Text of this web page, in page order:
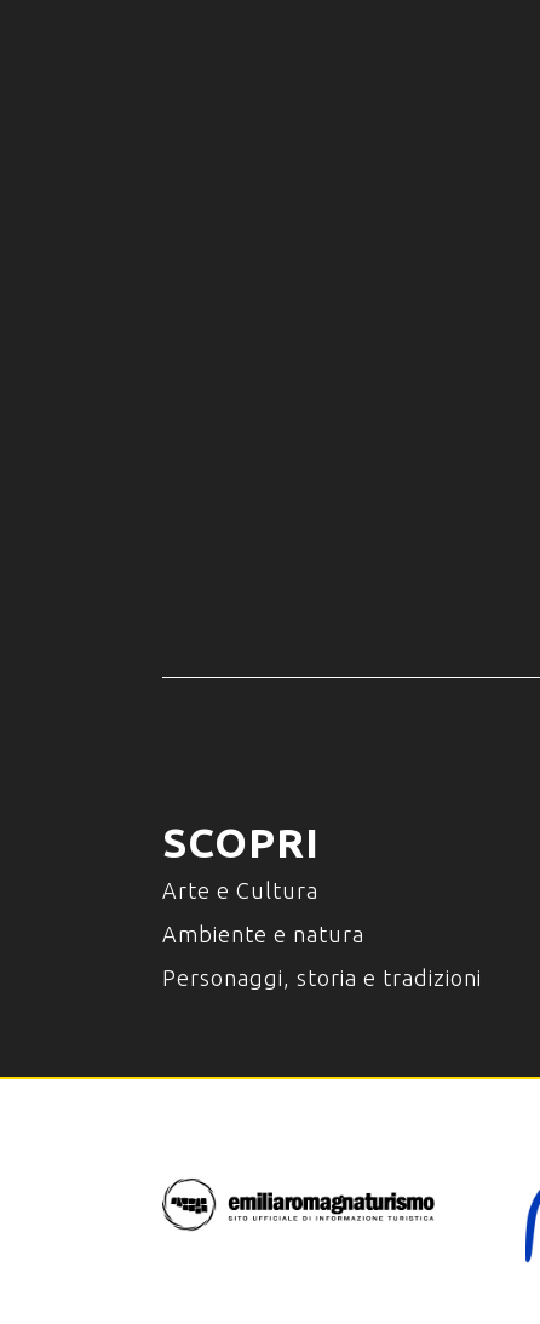
SCOPRI
Arte e Cultura
Ambiente e natura
Personaggi, storia e tradizioni